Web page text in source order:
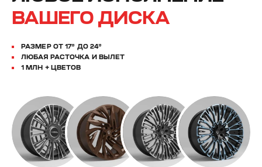
ВАШЕГО ДИСКА
РАЗМЕР ОТ 17” ДО 24”
ЛЮБАЯ РАСТОЧКА И ВЫЛЕТ
1 МЛН + ЦВЕТОВ